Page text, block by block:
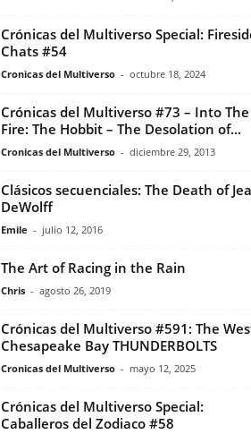
Crónicas del Multiverso Special:
Chats #54
Cronicas del Multiverso - octubre 18, 2024
Crónicas del Multiverso #73 – Into The
Fire: The Hobbit – The Desolation of...
Cronicas del Multiverso - diciembre 29, 2013
Clásicos secuenciales: The Death of
DeWolff
Emile - julio 12, 2016
The Art of Racing in the Rain
Chris - agosto 26, 2019
Crónicas del Multiverso #591: The
Chesapeake Bay THUNDERBOLTS
Cronicas del Multiverso - mayo 12, 2025
Crónicas del Multiverso Special:
Caballeros del Zodiaco #58